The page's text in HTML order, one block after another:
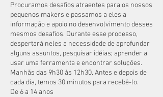
Procuramos desafios atraentes para os nossos
pequenos makers e passamos a eles a
informação e apoio no desenvolvimento desses
mesmos desafios. Durante esse processo,
despertará neles a necessidade de aprofundar
alguns assuntos, pesquisar idéias; aprender a
usar uma ferramenta e encontrar soluções.
Manhãs das 9h30 às 12h30. Antes e depois de
cada dia, temos 30 minutos para recebê-lo.
De 6 a 14 anos